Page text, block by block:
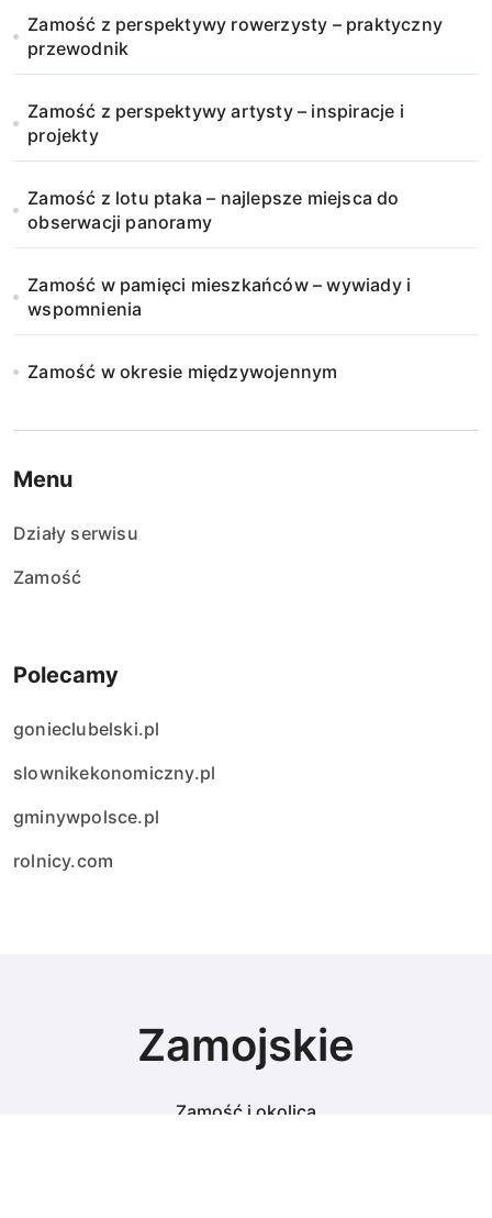
Zamość z perspektywy rowerzysty – praktyczny
przewodnik
Zamość z perspektywy artysty – inspiracje i
projekty
Zamość z lotu ptaka – najlepsze miejsca do
obserwacji panoramy
Zamość w pamięci mieszkańców – wywiady i
wspomnienia
Zamość w okresie międzywojennym
Menu
Działy serwisu
Zamość
Polecamy
gonieclubelski.pl
slownikekonomiczny.pl
gminywpolsce.pl
rolnicy.com
Zamojskie
Zamość i okolica